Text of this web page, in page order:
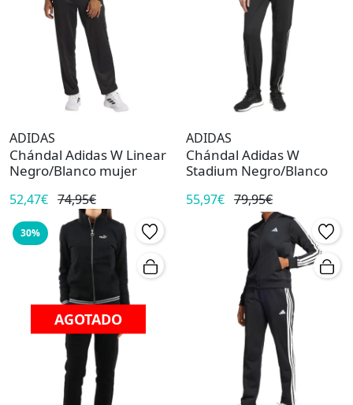
ADIDAS
Chándal Adidas W Linear
Negro/Blanco mujer
52,47€ 74,95€
ADIDAS
Chándal Adidas W
Stadium Negro/Blanco
55,97€ 79,95€
30%
AGOTADO